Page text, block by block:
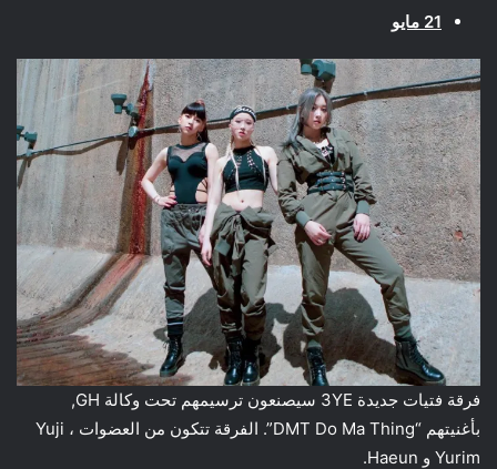
21 مايو
فرقة فتيات جديدة 3YE سيصنعون ترسيمهم تحت وكالة GH,
بأغنيتهم “DMT Do Ma Thing”. الفرقة تتكون من العضوات Yuji ،
Yurim و Haeun.